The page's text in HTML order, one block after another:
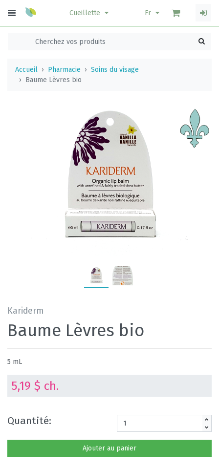
Cueillette Fr
Accueil Pharmacie
Soins du visage
Baume Lèvres bio
Kariderm
Baume Lèvres bio
5 mL
5,19 $ ch.
Quantité:
Ajouter au panier